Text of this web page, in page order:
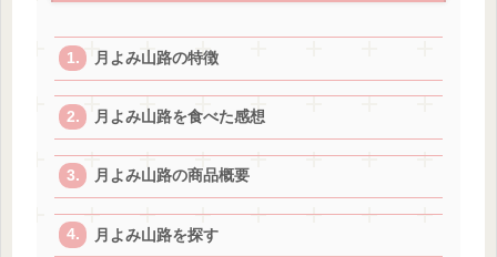
月よみ山路の特徴
月よみ山路を食べた感想
月よみ山路の商品概要
月よみ山路を探す